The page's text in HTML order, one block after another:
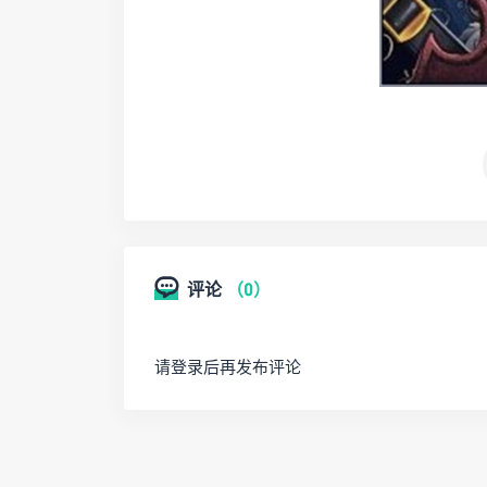
评论 （0）
请登录后再发布评论